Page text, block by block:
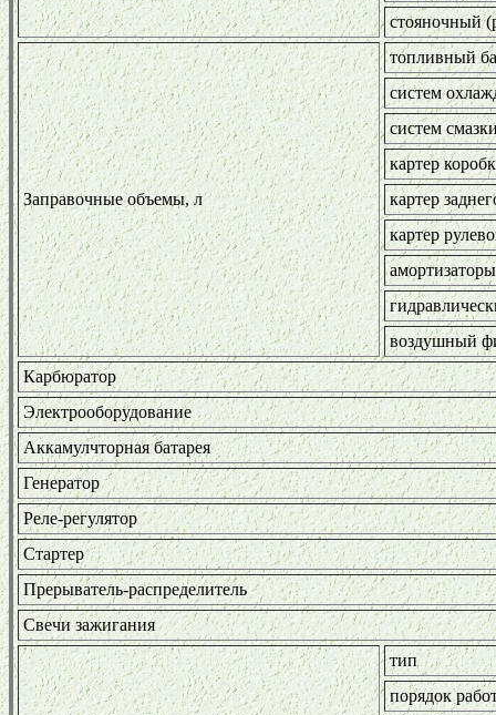
стояночный
Заправочные объемы, л
топливный
систем
систем
картер
картер
картер
амортизаторы
воздушный
Карбюратор
Электрооборудование
Аккамулчторная батарея
Генератор
Реле-регулятор
Стартер
Прерыватель-распределитель
Свечи зажигания
тип
порядок